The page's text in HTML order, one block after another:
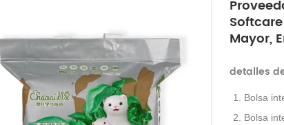
Mayor,
detalles
1. Bolsa
2. Bolsa